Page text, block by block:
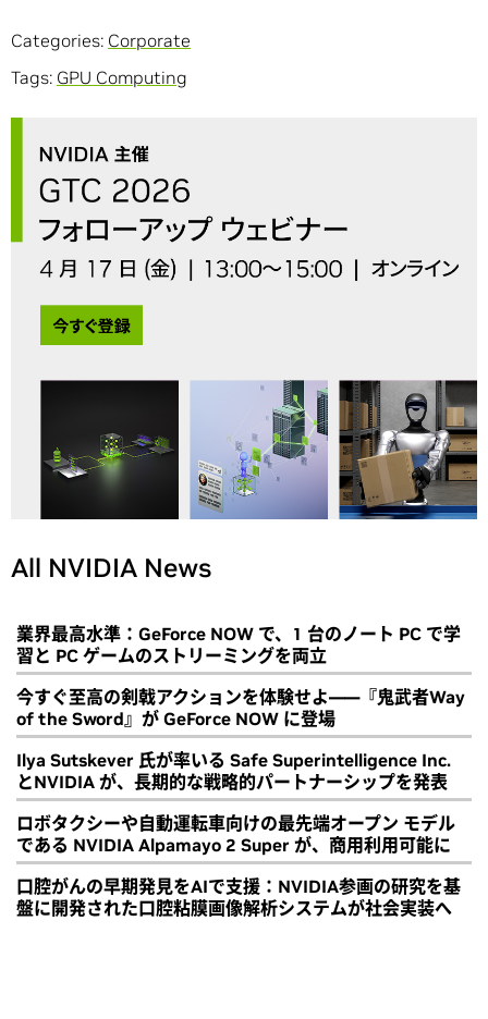
Categories: Corporate
Tags: GPU Computing
All NVIDIA News
業界最高水準：GeForce NOW で、1 台のノート PC で学
習と PC ゲームのストリーミングを両立
今すぐ至高の剣戟アクションを体験せよ――『鬼武者Way
of the Sword』が GeForce NOW に登場
Ilya Sutskever 氏が率いる Safe Superintelligence Inc.
とNVIDIA が、長期的な戦略的パートナーシップを発表
ロボタクシーや自動運転車向けの最先端オープン モデル
である NVIDIA Alpamayo 2 Super が、商用利用可能に
口腔がんの早期発見をAIで支援：NVIDIA参画の研究を基
盤に開発された口腔粘膜画像解析システムが社会実装へ